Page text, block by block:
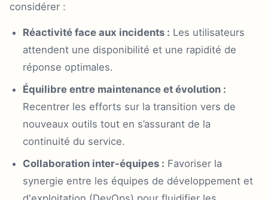
considérer :
Réactivité face aux incidents : Les utilisateurs
attendent une disponibilité et une rapidité de
réponse optimales.
Équilibre entre maintenance et évolution :
Recentrer les efforts sur la transition vers de
nouveaux outils tout en s’assurant de la
continuité du service.
Collaboration inter-équipes : Favoriser la
synergie entre les équipes de développement et